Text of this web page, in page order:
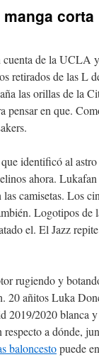
corta
de la UCLA
retirados de las L
las orillas de la
en que.
identificó al
ahora.
camisetas. Los
Logotipos
el. El Jazz
rugiendo y
20 añitos Luka
2019/2020 blanca
a dónde,
baloncestopuede